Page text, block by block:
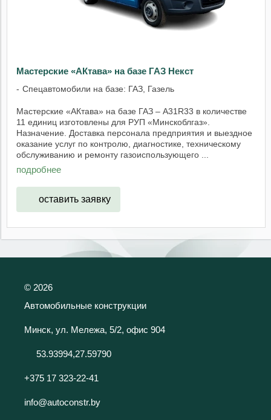
Мастерские «АКтава» на базе ГАЗ Некст
Спецавтомобили на базе: ГАЗ, Газель
Мастерские «АКтава» на базе ГАЗ – A31R33 в количестве
11 единиц изготовлены для РУП «Минскоблгаз».
Назначение. Доставка персонала предприятия и выездное
оказание услуг по контролю, диагностике, техническому
обслуживанию и ремонту газоиспользующего ...
подробнее
оставить заявку
© 2026
Автомобильные конструкции
Минск, ул. Мележа, 5/2, офис 904
53.93994,27.59790
+375 17 323-22-41
info@autoconstr.by